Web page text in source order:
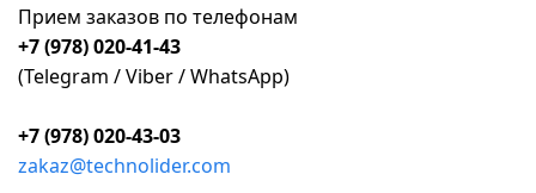
Прием заказов по телефонам
+7 (978) 020-41-43
(Telegram / Viber / WhatsApp)
+7 (978) 020-43-03
zakaz@technolider.com